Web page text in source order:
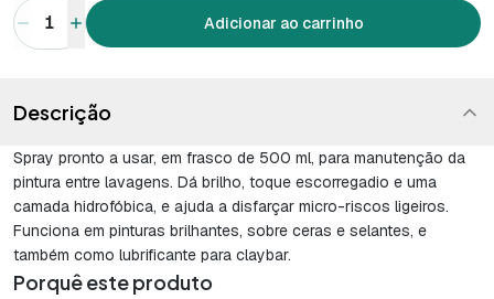
1 Adicionar ao carrinho
Descrição
Spray pronto a usar, em frasco de 500 ml, para manutenção da
pintura entre lavagens. Dá brilho, toque escorregadio e uma
camada hidrofóbica, e ajuda a disfarçar micro-riscos ligeiros.
Funciona em pinturas brilhantes, sobre ceras e selantes, e
também como lubrificante para claybar.
Porquê este produto